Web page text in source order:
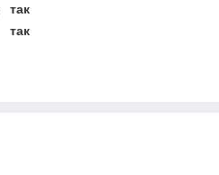
так
так